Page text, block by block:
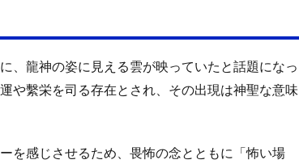
、龍神の姿に見える雲が映っていたと話題になっ
や繫栄を司る存在とされ、その出現は神聖な意味
を感じさせるため、畏怖の念とともに「怖い場